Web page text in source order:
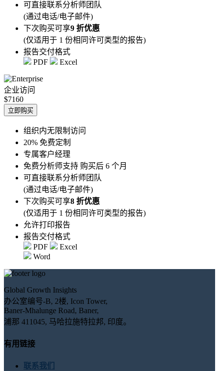
可直接联系分析师团队
(通过电话/电子邮件)
下次购买可享9 折优惠
(仅适用于 1 份相同许可类型的报告)
报告交付格式
PDF
Excel
企业访问
$7160
立即购买
组织内无限制访问
20% 免费定制
专属客户经理
免费分析师支持 购买后 6 个月
可直接联系分析师团队
(通过电话/电子邮件)
下次购买可享8 折优惠
(仅适用于 1 份相同许可类型的报告)
允许打印报告
报告交付格式
PDF
Excel
Word
Global Growth Insights
办公室编号-B, 2楼, Icon Tower,
Baner-Mhalunge Road, Baner,
浦那 411045, 马哈拉施特拉邦, 印度。
有用链接
联系我们